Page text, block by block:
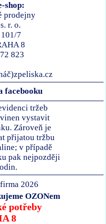
shop:
prodejny
r. o.
7
8
823
facebooku
tržeb
vystavit
Zároveň je
přijatou tržbu
v případě
pak nejpozději
OZONem
potřeby
8